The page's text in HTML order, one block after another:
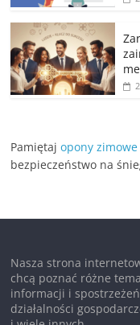
Pamiętajopony zimowe
bezpieczeństwo na
Nasza strona
chcą poznać różne
informacji i
działalności